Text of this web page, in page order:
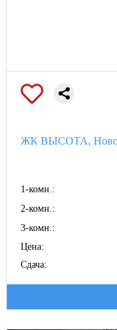
ЖК ВЫСОТА, Ново-
1-комн.:
2-комн.:
3-комн.:
Цена:
Сдача: